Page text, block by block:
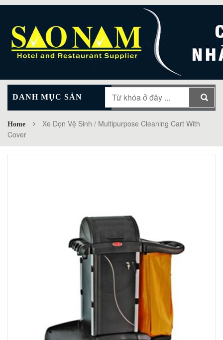
DANH MỤC SẢN
PHẨM
MAIN MENU
Home
Xe Dọn Vệ Sinh / Multipurpose Cleaning Cart With
Cover